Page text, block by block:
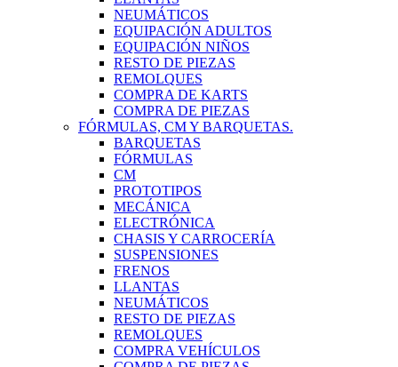
NEUMÁTICOS
EQUIPACIÓN ADULTOS
EQUIPACIÓN NIÑOS
RESTO DE PIEZAS
REMOLQUES
COMPRA DE KARTS
COMPRA DE PIEZAS
FÓRMULAS, CM Y BARQUETAS.
BARQUETAS
FÓRMULAS
CM
PROTOTIPOS
MECÁNICA
ELECTRÓNICA
CHASIS Y CARROCERÍA
SUSPENSIONES
FRENOS
LLANTAS
NEUMÁTICOS
RESTO DE PIEZAS
REMOLQUES
COMPRA VEHÍCULOS